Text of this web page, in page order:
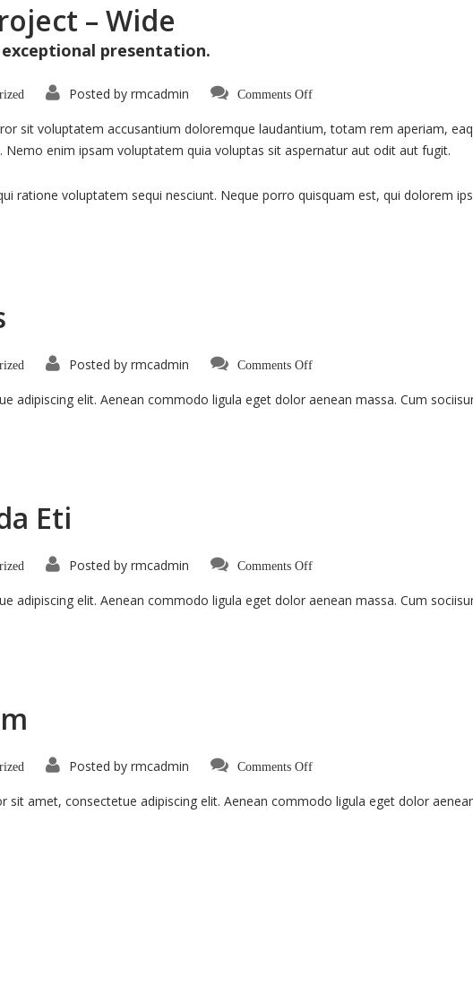
– Wide
presentation.
Posted by rmcadmin Comments Offon
Project
Wide
sit voluptatem accusantium doloremque laudantium, totam rem aperiam,
enim ipsam voluptatem quia voluptas sit aspernatur aut odit aut fugit.
ratione voluptatem sequi nesciunt. Neque porro quisquam est, qui dolorem
Posted by rmcadmin Comments Offon
Perspiciatis
adipiscing elit. Aenean commodo ligula eget dolor aenean massa. Cum
Eti
Posted by rmcadmin Comments Offon
Eti
adipiscing elit. Aenean commodo ligula eget dolor aenean massa. Cum
Posted by rmcadmin Comments Offon
sit amet, consectetue adipiscing elit. Aenean commodo ligula eget dolor